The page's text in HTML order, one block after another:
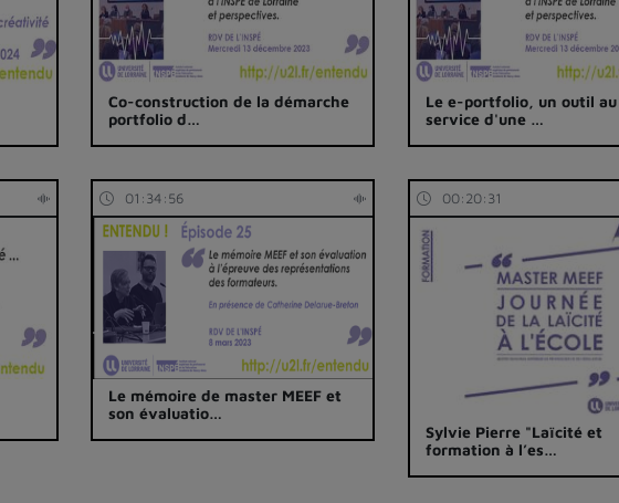
Co-construction de la démarche
portfolio d…
Le e-portfolio, un outil au
service d'une …
01:34:56
Le mémoire de master MEEF et
son évaluatio…
00:20:31
Sylvie Pierre "Laïcité et
formation à l’es…